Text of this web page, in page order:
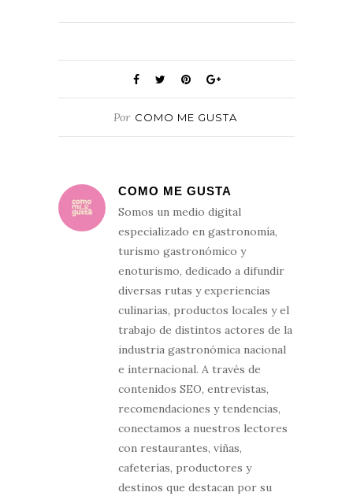
Por COMO ME GUSTA
COMO ME GUSTA
Somos un medio digital
especializado en gastronomía,
turismo gastronómico y
enoturismo, dedicado a difundir
diversas rutas y experiencias
culinarias, productos locales y el
trabajo de distintos actores de la
industria gastronómica nacional
e internacional. A través de
contenidos SEO, entrevistas,
recomendaciones y tendencias,
conectamos a nuestros lectores
con restaurantes, viñas,
cafeterías, productores y
destinos que destacan por su